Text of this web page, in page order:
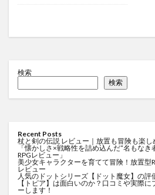
検索
検索
Recent Posts
杖と剣の伝説 レビュー｜放置も冒険も楽し
「懐かしさ×戦略性を詰め込んだ“名もな
RPGレビュー」
美少女キャラクターを育てて冒険！放置型
レビュー
人気のドットシリーズ【ドット魔女】の評
【トピア】は面白いのか？口コミや実際
ーします！